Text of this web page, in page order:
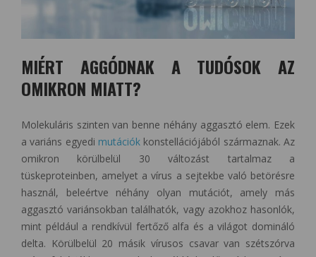
MIÉRT AGGÓDNAK A TUDÓSOK AZ
OMIKRON MIATT?
Molekuláris szinten van benne néhány aggasztó elem. Ezek
a variáns egyedi mutációk konstellációjából származnak. Az
omikron körülbelül 30 változást tartalmaz a
tüskeproteinben, amelyet a vírus a sejtekbe való betörésre
használ, beleértve néhány olyan mutációt, amely más
aggasztó variánsokban találhatók, vagy azokhoz hasonlók,
mint például a rendkívül fertőző alfa és a világot domináló
delta. Körülbelül 20 másik vírusos csavar van szétszórva